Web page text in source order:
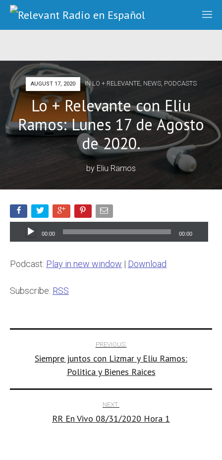
AUGUST 17, 2020 INLO + RELEVANTE, NEWS, PODCASTS
Lo + Relevante con Eliu
Ramos: Lunes 17 de Agosto
de 2020.
by Eliu Ramos
Audio
Player
00:00 00:00
Podcast: Play in new window | Download
Subscribe: RSS
navigation
PREVIOUS:
Siempre juntos con Lizmar y Eliu Ramos:
Politica y Bienes Raices
NEXT:
RR En Vivo 08/31/2020 Hora 1